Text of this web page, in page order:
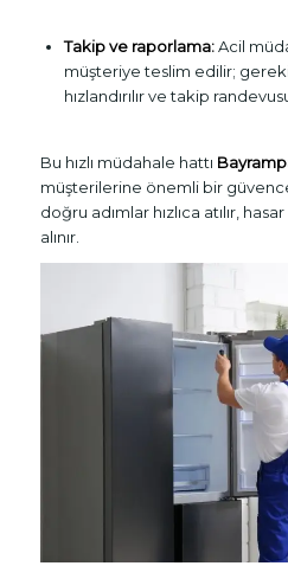
Takip ve raporlama:Acil
müşteriye teslim edilir;
hızlandırılır ve takip
Bu hızlı müdahale hattı
müşterilerine önemli bir
doğru adımlar hızlıca atılır,
alınır.